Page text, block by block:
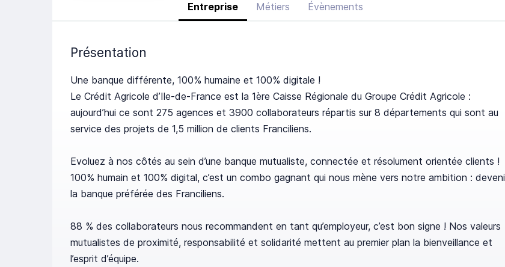
Entreprise Métiers Évènements
Présentation
Une banque différente, 100% humaine et 100% digitale !
Le Crédit Agricole d’Ile-de-France est la 1ère Caisse Régionale du Groupe Crédit Agricole :
aujourd’hui ce sont 275 agences et 3900 collaborateurs répartis sur 8 départements qui sont au
service des projets de 1,5 million de clients Franciliens.
Evoluez à nos côtés au sein d’une banque mutualiste, connectée et résolument orientée clients !
100% humain et 100% digital, c’est un combo gagnant qui nous mène vers notre ambition :
la banque préférée des Franciliens.
88 % des collaborateurs nous recommandent en tant qu’employeur, c’est bon signe ! Nos valeurs
mutualistes de proximité, responsabilité et solidarité mettent au premier plan la bienveillance et
l’esprit d’équipe.